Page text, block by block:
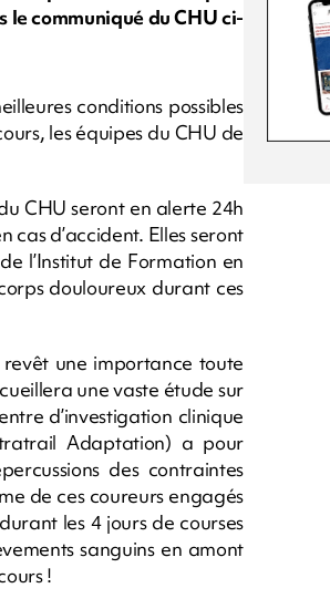
le communiqué du CHU ci-
conditions possibles
les équipes du CHU de
CHU seront en alerte 24h
cas d’accident. Elles seront
l’Institut de Formation en
douloureux durant ces
une importance toute
une vaste étude sur
d’investigation clinique
Adaptation) a pour
des contraintes
de ces coureurs engagés
les 4 jours de courses
sanguins en amont
!